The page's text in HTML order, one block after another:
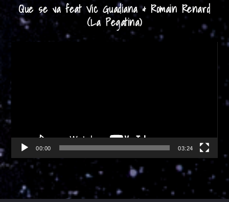
Que se va feat Vic Guadiana & Romain Renard
(La Pegatina)
00:00 03:24